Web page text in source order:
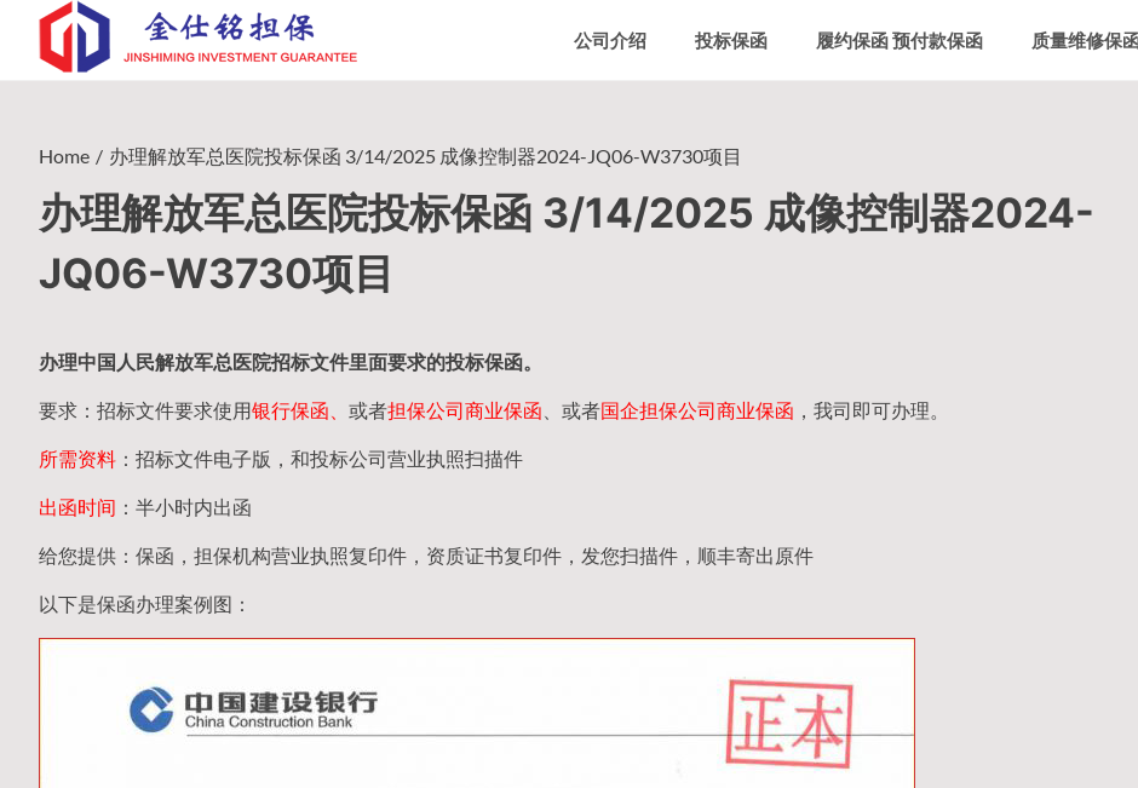
content
公司介绍 投标保函 履约保函 预付款保函 质量维修保
Home 办理解放军总医院投标保函 3/14/2025 成像控制器2024-JQ06-W3730项目
办理解放军总医院投标保函 3/14/2025 成像控制器2024-
JQ06-W3730项目
办理中国人民解放军总医院招标文件里面要求的投标保函。
要求：招标文件要求使用银行保函、 或者担保公司商业保函 、或者国企担保公司商业保函 ，我司即可办理。
所需资料 ：招标文件电子版，和投标公司营业执照扫描件
出函时间 ：半小时内出函
给您提供：保函，担保机构营业执照复印件，资质证书复印件，发您扫描件，顺丰寄出原件
以下是保函办理案例图：